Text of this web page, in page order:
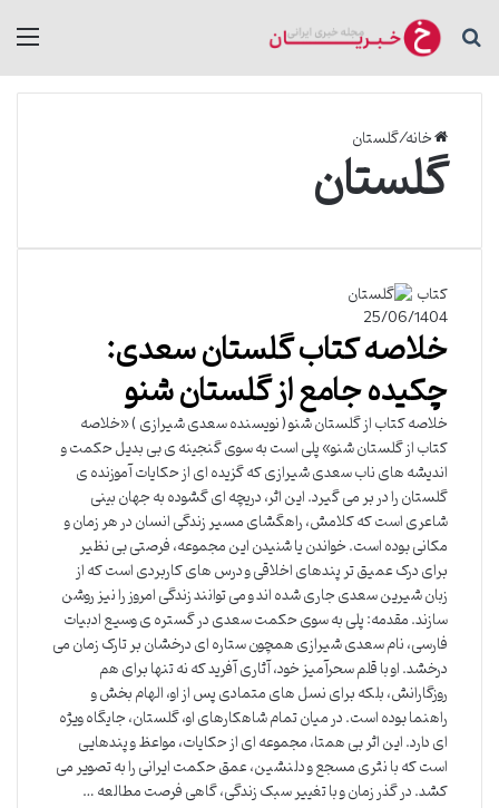
جستجو برای
خانه/گلستان
گلستان
کتاب
25/06/1404
خلاصه کتاب گلستان سعدی:
چکیده جامع از گلستان شنو
خلاصه کتاب از گلستان شنو ( نویسنده سعدی شیرازی ) «خلاصه
کتاب از گلستان شنو» پلی است به سوی گنجینه ی بی بدیل حکمت و
اندیشه های ناب سعدی شیرازی که گزیده ای از حکایات آموزنده ی
گلستان را در بر می گیرد. این اثر، دریچه ای گشوده به جهان بینی
شاعری است که کلامش، راهگشای مسیر زندگی انسان در هر زمان و
مکانی بوده است. خواندن یا شنیدن این مجموعه، فرصتی بی نظیر
برای درک عمیق تر پندهای اخلاقی و درس های کاربردی است که از
زبان شیرین سعدی جاری شده اند و می توانند زندگی امروز را نیز روشن
سازند. مقدمه: پلی به سوی حکمت سعدی در گستره ی وسیع ادبیات
فارسی، نام سعدی شیرازی همچون ستاره ای درخشان بر تارک زمان می
درخشد. او با قلم سحرآمیز خود، آثاری آفرید که نه تنها برای هم
روزگارانش، بلکه برای نسل های متمادی پس از او، الهام بخش و
راهنما بوده است. در میان تمام شاهکارهای او، گلستان، جایگاه ویژه
ای دارد. این اثر بی همتا، مجموعه ای از حکایات، مواعظ و پندهایی
است که با نثری مسجع و دلنشین، عمق حکمت ایرانی را به تصویر می
کشد. در گذر زمان و با تغییر سبک زندگی، گاهی فرصت مطالعه …